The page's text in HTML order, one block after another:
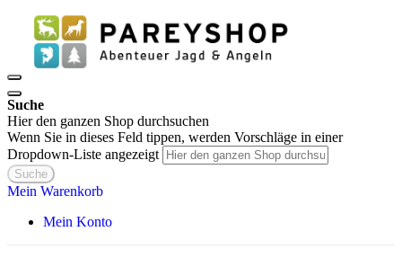
Suche
Hier den ganzen Shop durchsuchen
Wenn Sie in dieses Feld tippen, werden Vorschläge in einer
Dropdown-Liste angezeigt
Suche
Mein Warenkorb
Mein Konto